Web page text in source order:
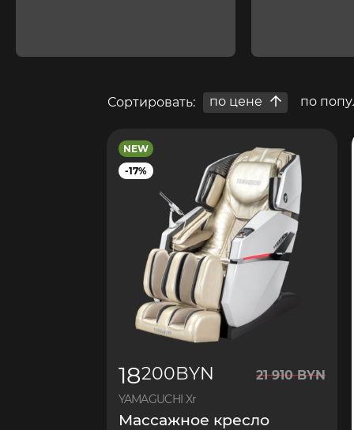
Сортировать: по цене по
NEW
-17%
18200BYN 21 910BYN
YAMAGUCHI Xr
Массажное кресло